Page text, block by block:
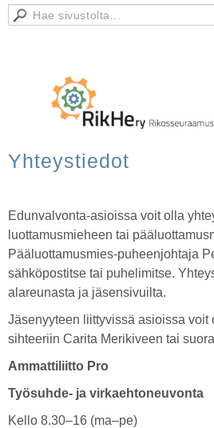
Yhteystiedot
Edunvalvonta-asioissa voit olla
luottamusmieheen tai
Pääluottamusmies-puheenjohtaja
sähköpostitse tai puhelimitse.
alareunasta ja jäsensivuilta.
Jäsenyyteen liittyvissä asioissa voit
sihteeriin Carita Merikiveen tai
Ammattiliitto Pro
Työsuhde- ja virkaehtoneuvonta
Kello 8.30–16 (ma–pe)